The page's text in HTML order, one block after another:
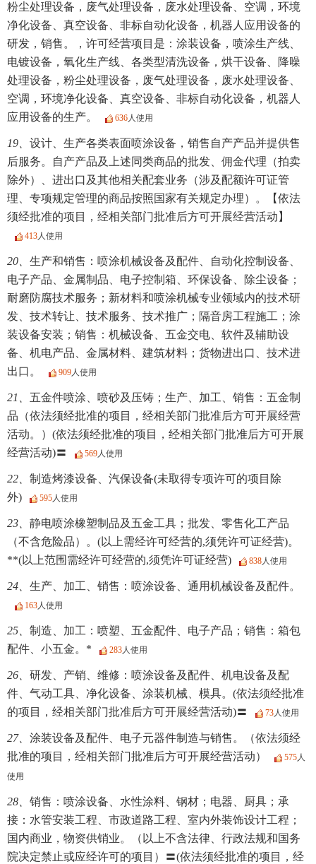
粉尘处理设备，废气处理设备，废水处理设备、空调，环境
净化设备、真空设备、非标自动化设备，机器人应用设备的
研发，销售。，许可经营项目是：涂装设备，喷涂生产线、
电镀设备，氧化生产线、各类型清洗设备，烘干设备、降噪
处理设备，粉尘处理设备，废气处理设备，废水处理设备、
空调，环境净化设备、真空设备、非标自动化设备，机器人
应用设备的生产。
636人使用
19、 设计、生产各类表面喷涂设备，销售自产产品并提供售
后服务。自产产品及上述同类商品的批发、佣金代理（拍卖
除外）、进出口及其他相关配套业务（涉及配额许可证管
理、专项规定管理的商品按照国家有关规定办理）。【依法
须经批准的项目，经相关部门批准后方可开展经营活动】
413人使用
20、 生产和销售：喷涂机械设备及配件、自动化控制设备、
电子产品、金属制品、电子控制箱、环保设备、除尘设备；
耐磨防腐技术服务；新材料和喷涂机械专业领域内的技术研
发、技术转让、技术服务、技术推广；隔音房工程施工；涂
装设备安装；销售：机械设备、五金交电、软件及辅助设
备、机电产品、金属材料、建筑材料；货物进出口、技术进
出口。
909人使用
21、 五金件喷涂、喷砂及压铸；生产、加工、销售：五金制
品（依法须经批准的项目，经相关部门批准后方可开展经营
活动。）(依法须经批准的项目，经相关部门批准后方可开展
经营活动)〓
569人使用
22、 制造烤漆设备、汽保设备(未取得专项许可的项目除
外)
595人使用
23、 静电喷涂橡塑制品及五金工具；批发、零售化工产品
（不含危险品）。(以上需经许可经营的,须凭许可证经营)。
**(以上范围需经许可经营的,须凭许可证经营)
838人使用
24、 生产、加工、销售：喷涂设备、通用机械设备及配件。
163人使用
25、 制造、加工：喷塑、五金配件、电子产品；销售：箱包
配件、小五金。*
283人使用
26、 研发、产销、维修：喷涂设备及配件、机电设备及配
件、气动工具、净化设备、涂装机械、模具。(依法须经批准
的项目，经相关部门批准后方可开展经营活动)〓
73人使用
27、 涂装设备及配件、电子元器件制造与销售。（依法须经
批准的项目，经相关部门批准后方可开展经营活动）
575人
使用
28、 销售：喷涂设备、水性涂料、钢材；电器、厨具；承
接：水管安装工程、市政道路工程、室内外装饰设计工程；
国内商业，物资供销业。（以上不含法律、行政法规和国务
院决定禁止或应经许可的项目）〓(依法须经批准的项目，经